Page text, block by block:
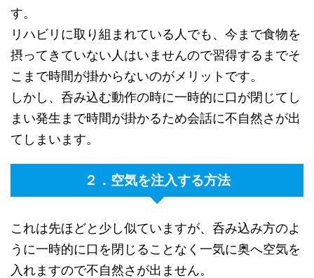
す。
リハビリに取り組まれている人でも、今まで食物を
摂ってきていない人はいませんので習得するまでそ
こまで時間が掛からないのがメリットです。
しかし、呑み込む動作の時に一時的に口が閉じてし
まい発生まで時間が掛かるため会話に不自然さが出
てしまいます。
２．空気を注入する方法
これは先ほどと少し似ていますが、呑み込み方のよ
うに一時的に口を閉じることなく一気に奥へ空気を
入れますので不自然さが出ません。